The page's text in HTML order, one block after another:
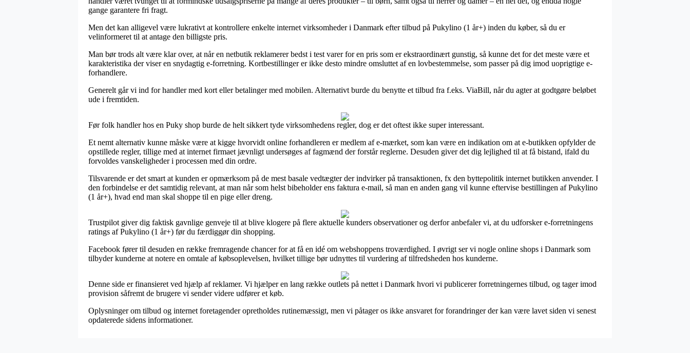
gange garantere fri fragt.
Men det kan alligevel være lukrativt at kontrollere enkelte internet virksomheder i Danmark efter tilbud på Pukylino (1 år+) inden du køber, så du er
velinformeret til at antage den billigste pris.
Man bør trods alt være klar over, at når en netbutik reklamerer bedst i test varer for en pris som er ekstraordinært gunstig, så kunne det for det meste være et
karakteristika der viser en snydagtig e-forretning. Kortbestillinger er ikke desto mindre omsluttet af en lovbestemmelse, som passer på dig imod uoprigtige e-
forhandlere.
Generelt går vi ind for handler med kort eller betalinger med mobilen. Alternativt burde du benytte et tilbud fra f.eks. ViaBill, når du agter at godtgøre beløbet
ude i fremtiden.
Før folk handler hos en Puky shop burde de helt sikkert tyde virksomhedens regler, dog er det oftest ikke super interessant.
Et nemt alternativ kunne måske være at kigge hvorvidt online forhandleren er medlem af e-mærket, som kan være en indikation om at e-butikken opfylder de
opstillede regler, tillige med at internet firmaet jævnligt undersøges af fagmænd der forstår reglerne. Desuden giver det dig lejlighed til at få bistand, ifald du
forvoldes vanskeligheder i processen med din ordre.
Tilsvarende er det smart at kunden er opmærksom på de mest basale vedtægter der indvirker på transaktionen, fx den byttepolitik internet butikken anvender. I
den forbindelse er det samtidig relevant, at man når som helst bibeholder ens faktura e-mail, så man en anden gang vil kunne eftervise bestillingen af Pukylino
(1 år+), hvad end man skal shoppe til en pige eller dreng.
Trustpilot giver dig faktisk gavnlige genveje til at blive klogere på flere aktuelle kunders observationer og derfor anbefaler vi, at du udforsker e-forretningens
ratings af Pukylino (1 år+) før du færdiggør din shopping.
Facebook fører til desuden en række fremragende chancer for at få en idé om webshoppens troværdighed. I øvrigt ser vi nogle online shops i Danmark som
tilbyder kunderne at notere en omtale af købsoplevelsen, hvilket tillige bør udnyttes til vurdering af tilfredsheden hos kunderne.
Denne side er finansieret ved hjælp af reklamer. Vi hjælper en lang række outlets på nettet i Danmark hvori vi publicerer forretningernes tilbud, og tager imod
provision såfremt de brugere vi sender videre udfører et køb.
Oplysninger om tilbud og internet foretagender opretholdes rutinemæssigt, men vi påtager os ikke ansvaret for forandringer der kan være lavet siden vi senest
opdaterede sidens informationer.